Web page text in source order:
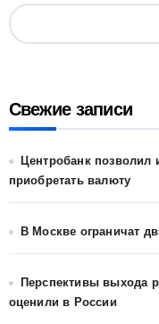
Свежие записи
Центробанк позволил
приобретать валюту
В Москве ограничат
Перспективы выхода
оценили в России